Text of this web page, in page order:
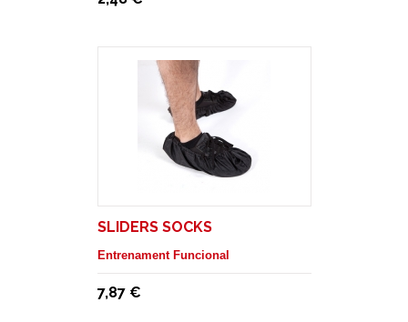
SLIDERS SOCKS
Entrenament Funcional
7,87 €